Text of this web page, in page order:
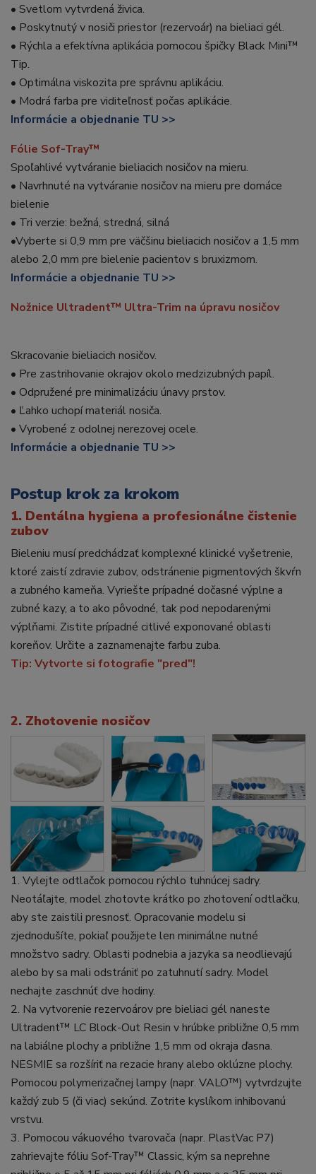
• Svetlom vytvrdená živica.
• Poskytnutý v nosiči priestor (rezervoár) na bieliaci gél.
• Rýchla a efektívna aplikácia pomocou špičky Black Mini™
Tip.
• Optimálna viskozita pre správnu aplikáciu.
• Modrá farba pre viditeľnosť počas aplikácie.
Informácie a objednanie TU >>
Fólie Sof-Tray™
Spoľahlivé vytváranie bieliacich nosičov na mieru.
• Navrhnuté na vytváranie nosičov na mieru pre domáce
bielenie
• Tri verzie: bežná, stredná, silná
•Vyberte si 0,9 mm pre väčšinu bieliacich nosičov a 1,5 mm
alebo 2,0 mm pre bielenie pacientov s bruxizmom.
Informácie a objednanie TU >>
Nožnice Ultradent™ Ultra-Trim na úpravu nosičov
Skracovanie bieliacich nosičov.
• Pre zastrihovanie okrajov okolo medzizubných papíl.
• Odpružené pre minimalizáciu únavy prstov.
• Ľahko uchopí materiál nosiča.
• Vyrobené z odolnej nerezovej ocele.
Informácie a objednanie TU >>
Postup krok za krokom
1. Dentálna hygiena a profesionálne čistenie
zubov
Bieleniu musí predchádzať komplexné klinické vyšetrenie,
ktoré zaistí zdravie zubov, odstránenie pigmentových škvŕn
a zubného kameňa. Vyriešte prípadné dočasné výplne a
zubné kazy, a to ako pôvodné, tak pod nepodarenými
výplňami. Zistite prípadné citlivé exponované oblasti
koreňov. Určite a zaznamenajte farbu zuba.
Tip: Vytvorte si fotografie "pred"!
2. Zhotovenie nosičov
1. Vylejte odtlačok pomocou rýchlo tuhnúcej sadry.
Neotáľajte, model zhotovte krátko po zhotovení odtlačku,
aby ste zaistili presnosť. Opracovanie modelu si
zjednodušíte, pokiaľ použijete len minimálne nutné
množstvo sadry. Oblasti podnebia a jazyka sa neodlievajú
alebo by sa mali odstrániť po zatuhnutí sadry. Model
nechajte zaschnúť dve hodiny.
2. Na vytvorenie rezervoárov pre bieliaci gél naneste
Ultradent™ LC Block-Out Resin v hrúbke približne 0,5 mm
na labiálne plochy a približne 1,5 mm od okraja ďasna.
NESMIE sa rozšíriť na rezacie hrany alebo oklúzne plochy.
Pomocou polymerizačnej lampy (napr. VALO™) vytvrdzujte
každý zub 5 (či viac) sekúnd. Zotrite kyslíkom inhibovanú
vrstvu.
3. Pomocou vákuového tvarovača (napr. PlastVac P7)
zahrievajte fóliu Sof-Tray™ Classic, kým sa neprehne